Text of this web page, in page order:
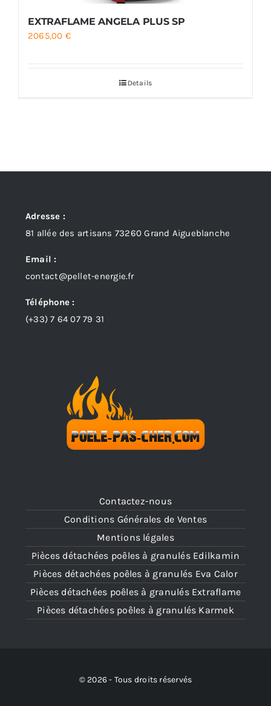
EXTRAFLAME ANGELA PLUS SP
2065,00 €
Details
Contactez-nous
Conditions Générales de Ventes
Mentions légales
Pièces détachées poêles à granulés Edilkamin
Pièces détachées poêles à granulés Eva Calor
Pièces détachées poêles à granulés Extraflame
Pièces détachées poêles à granulés Karmek
Adresse :
81 allée des artisans 73260 Grand Aigueblanche
Email :
contact@pellet-energie.fr
Téléphone :
(+33)7 64 07 79 31
© 2026 - Tous droits réservés